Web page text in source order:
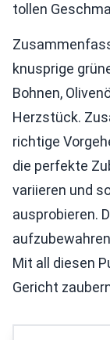
tollen
knusprige
Bohnen,
Herzstück.
richtige
die perfekte
variieren und
ausprobieren.
Mit all diesen
Gericht